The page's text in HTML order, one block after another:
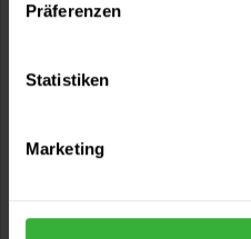
Präferenzen
Statistiken
Marketing
Persönliche Beratung